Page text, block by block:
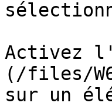
Activez
(/files/
sur un